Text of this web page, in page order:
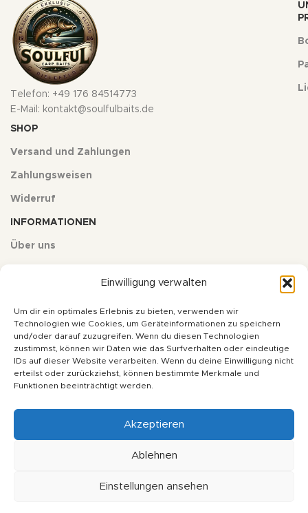
Einwilligung verwalten
Um dir ein optimales Erlebnis zu bieten, verwenden wir
Technologien wie Cookies, um Geräteinformationen zu speichern
und/oder darauf zuzugreifen. Wenn du diesen Technologien
zustimmst, können wir Daten wie das Surfverhalten oder eindeutige
IDs auf dieser Website verarbeiten. Wenn du deine Einwilligung nicht
erteilst oder zurückziehst, können bestimmte Merkmale und
Funktionen beeinträchtigt werden.
Akzeptieren
Ablehnen
Einstellungen ansehen
Telefon: +49 176 84514773
E-Mail: kontakt@soulfulbaits.de
SHOP
Versand und Zahlungen
Zahlungsweisen
Widerruf
INFORMATIONEN
Über uns
Datenschutz
AGB
* Alle Preise inkl. deutscher Mehrwertsteuer zzgl. Versandkosten,